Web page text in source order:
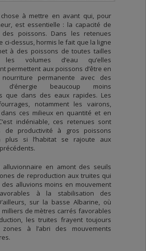
à mettre en avant qui, pour
est essentielle : la capacité de
des poissons. Dans les retenues
ci-dessus, hormis le fait que la ligne
à des poissons de toutes tailles
les volumes d’eau qu’elles
permettent aux poissons d’être en
permanente avec des
d’énergie beaucoup moins
que dans des eaux rapides. Les
notamment les vairons,
ces milieux en quantité et en
indéniable, ces retenues sont
de productivité à gros poissons
plus si l’habitat se rajoute aux
alluvionnaire en amont des seuils
de reproduction aux truites qui
alluvions moins en mouvement
à la stabilisation des
sur la basse Albarine, où
milliers de mètres carrés favorables
les truites frayent toujours
à l’abri des mouvements